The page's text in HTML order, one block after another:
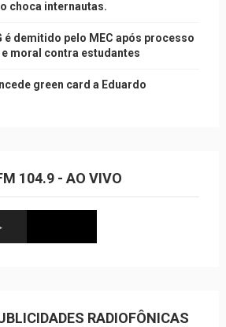
choca internautas.
é demitido pelo MEC após processo
moral contra estudantes
green card a Eduardo
104.9 - AO VIVO
RADIOFÔNICAS